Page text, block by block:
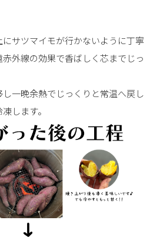
サツマイモが行かないように丁寧
外線の効果で香ばしく芯までじっ
一晩余熱でじっくりと常温へ戻し
します。